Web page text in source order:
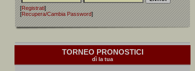
[Registrati]
[Recupera/Cambia Password]
TORNEO PRONOSTICI
dì la tua